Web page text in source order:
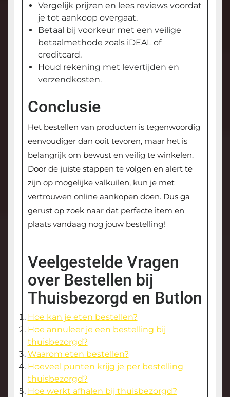
Vergelijk prijzen en lees reviews voordat
je tot aankoop overgaat.
Betaal bij voorkeur met een veilige
betaalmethode zoals iDEAL of
creditcard.
Houd rekening met levertijden en
verzendkosten.
Conclusie
Het bestellen van producten is tegenwoordig
eenvoudiger dan ooit tevoren, maar het is
belangrijk om bewust en veilig te winkelen.
Door de juiste stappen te volgen en alert te
zijn op mogelijke valkuilen, kun je met
vertrouwen online aankopen doen. Dus ga
gerust op zoek naar dat perfecte item en
plaats vandaag nog jouw bestelling!
Veelgestelde Vragen
over Bestellen bij
Thuisbezorgd en Butlon
Hoe kan je eten bestellen?
Hoe annuleer je een bestelling bij
thuisbezorgd?
Waarom eten bestellen?
Hoeveel punten krijg je per bestelling
thuisbezorgd?
Hoe werkt afhalen bij thuisbezorgd?